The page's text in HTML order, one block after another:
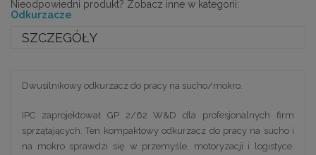
Nieodpowiedni produkt? Zobacz inne w kategorii:
Odkurzacze
SZCZEGÓŁY
Dwusilnikowy odkurzacz do pracy na sucho/mokro.
IPC zaprojektował GP 2/62 W&D dla profesjonalnych firm
sprzątających. Ten kompaktowy odkurzacz do pracy na sucho i
na mokro sprawdzi się w przemyśle, motoryzacji i logistyce.